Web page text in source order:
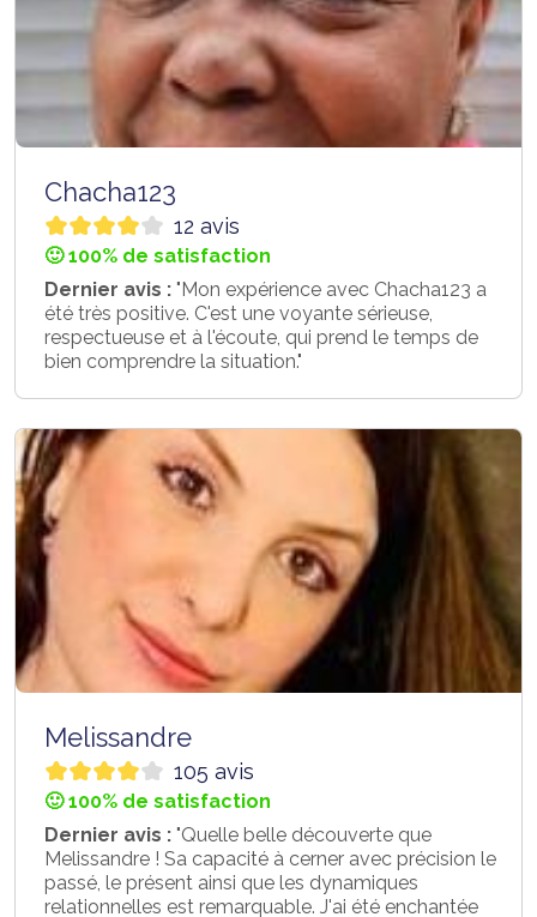
Chacha123
12 avis
🙂 100% de satisfaction
Dernier avis : "Mon expérience avec Chacha123 a
été très positive. C'est une voyante sérieuse,
respectueuse et à l'écoute, qui prend le temps de
bien comprendre la situation."
Melissandre
105 avis
🙂 100% de satisfaction
Dernier avis : "Quelle belle découverte que
Melissandre ! Sa capacité à cerner avec précision le
passé, le présent ainsi que les dynamiques
relationnelles est remarquable. J'ai été enchantée